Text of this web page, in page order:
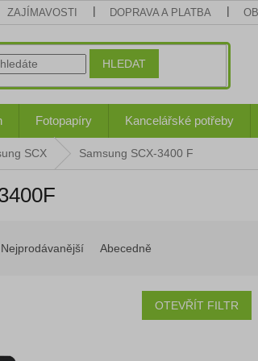
ZAJÍMAVOSTI DOPRAVA A PLATBA
HLEDAT
Fotopapíry Kancelářské potřeby
SCX Samsung SCX-3400 F
Nejprodávanější Abecedně
OTEVŘÍT FILTR